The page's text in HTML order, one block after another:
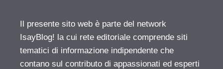
Il presente sito web è parte del network
IsayBlog! la cui rete editoriale comprende siti
tematici di informazione indipendente che
contano sul contributo di appassionati ed esperti